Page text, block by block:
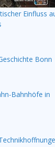
Einfluss
Bonn
Bahnhöfe in